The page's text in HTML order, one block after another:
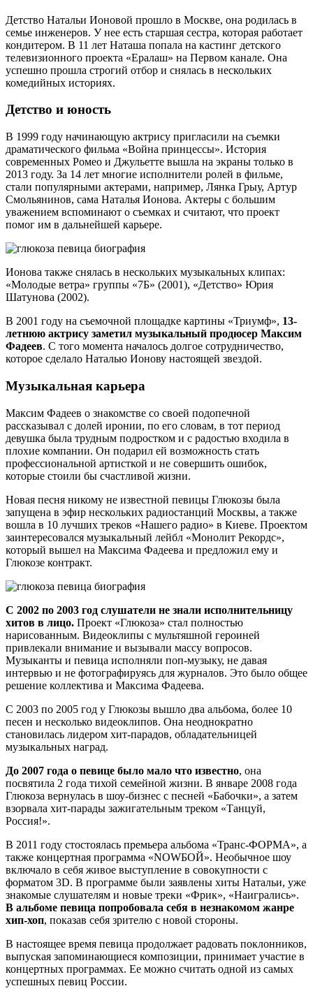
Детство Натальи Ионовой прошло в Москве, она родилась в
семье инженеров. У нее есть старшая сестра, которая работает
кондитером. В 11 лет Наташа попала на кастинг детского
телевизионного проекта «Ералаш» на Первом канале. Она
успешно прошла строгий отбор и снялась в нескольких
комедийных историях.
Детство и юность
В 1999 году начинающую актрису пригласили на съемки
драматического фильма «Война принцессы». История
современных Ромео и Джульетте вышла на экраны только в
2013 году. За 14 лет многие исполнители ролей в фильме,
стали популярными актерами, например, Лянка Грыу, Артур
Смольянинов, сама Наталья Ионова. Актеры с большим
уважением вспоминают о съемках и считают, что проект
помог им в дальнейшей карьере.
Ионова также снялась в нескольких музыкальных клипах:
«Молодые ветра» группы «7Б» (2001), «Детство» Юрия
Шатунова (2002).
В 2001 году на съемочной площадке картины «Триумф», 13-
летнюю актрису заметил музыкальный продюсер Максим
Фадеев. С того момента началось долгое сотрудничество,
которое сделало Наталью Ионову настоящей звездой.
Музыкальная карьера
Максим Фадеев о знакомстве со своей подопечной
рассказывал с долей иронии, по его словам, в тот период
девушка была трудным подростком и с радостью входила в
плохие компании. Он подарил ей возможность стать
профессиональной артисткой и не совершить ошибок,
которые стоили бы счастливой жизни.
Новая песня никому не известной певицы Глюкозы была
запущена в эфир нескольких радиостанций Москвы, а также
вошла в 10 лучших треков «Нашего радио» в Киеве. Проектом
заинтересовался музыкальный лейбл «Монолит Рекордс»,
который вышел на Максима Фадеева и предложил ему и
Глюкозе контракт.
С 2002 по 2003 год слушатели не знали исполнительницу
хитов в лицо. Проект «Глюкоза» стал полностью
нарисованным. Видеоклипы с мультяшной героиней
привлекали внимание и вызывали массу вопросов.
Музыканты и певица исполняли поп-музыку, не давая
интервью и не фотографируясь для журналов. Это было общее
решение коллектива и Максима Фадеева.
С 2003 по 2005 год у Глюкозы вышло два альбома, более 10
песен и несколько видеоклипов. Она неоднократно
становилась лидером хит-парадов, обладательницей
музыкальных наград.
До 2007 года о певице было мало что известно, она
посвятила 2 года тихой семейной жизни. В январе 2008 года
Глюкоза вернулась в шоу-бизнес с песней «Бабочки», а затем
взорвала хит-парады зажигательным треком «Танцуй,
Россия!».
В 2011 году стостоялась премьера альбома «Транс-ФОРМА», а
также концертная программа «NOWБОЙ». Необычное шоу
включало в себя живое выступление в совокупности с
форматом 3D. В программе были заявлены хиты Натальи, уже
знакомые слушателям и новые треки «Фрик», «Наигрались».
В альбоме певица попробовала себя в незнакомом жанре
хип-хоп, показав себя зрителю с новой стороны.
В настоящее время певица продолжает радовать поклонников,
выпуская запоминающиеся композиции, принимает участие в
концертных программах. Ее можно считать одной из самых
успешных певиц России.